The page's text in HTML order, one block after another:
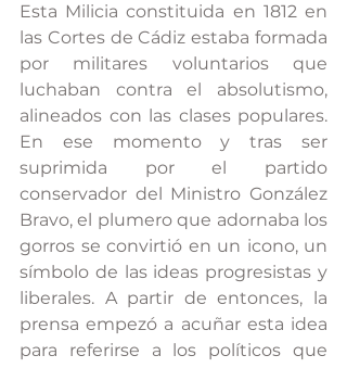
Esta Milicia constituida en 1812 en
las Cortes de Cádiz estaba formada
por militares voluntarios que
luchaban contra el absolutismo,
alineados con las clases populares.
En ese momento y tras ser
suprimida por el partido
conservador del Ministro González
Bravo, el plumero que adornaba los
gorros se convirtió en un icono, un
símbolo de las ideas progresistas y
liberales. A partir de entonces, la
prensa empezó a acuñar esta idea
para referirse a los políticos que